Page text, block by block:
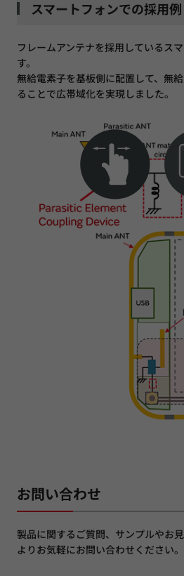
スマートフォンでの採用例
フレームアンテナを採用しているス
す。
無給電素子を基板側に配置して、無
ることで広帯域化を実現しました。
お問い合わせ
製品に関するご質問、サンプルやお
よりお気軽にお問い合わせください。